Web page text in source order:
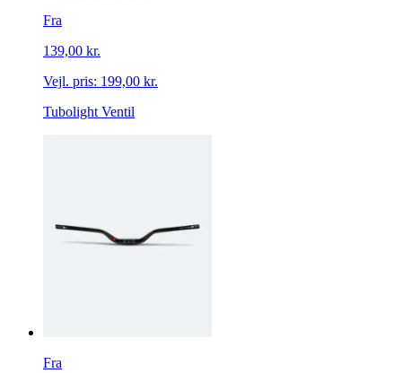
Fra
139,00 kr.
Vejl. pris: 199,00 kr.
Tubolight Ventil
Fra